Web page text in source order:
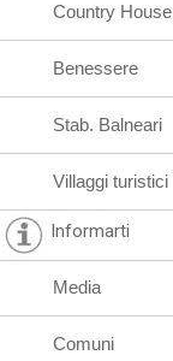
Country House
Benessere
Stab. Balneari
Villaggi turistici
Informarti
Media
Comuni